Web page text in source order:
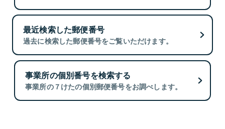
最近検索した郵便番号
過去に検索した郵便番号をご覧いただけます。
事業所の個別番号を検索する
事業所の７けたの個別郵便番号をお調べします。